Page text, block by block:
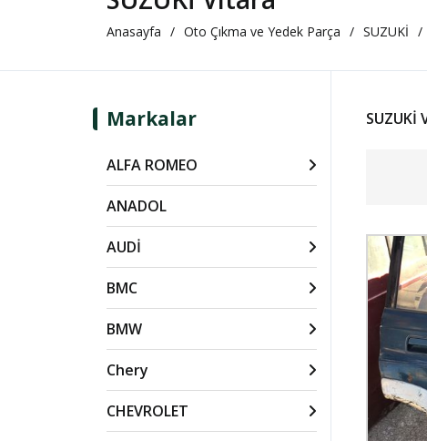
Anasayfa Oto Çıkma ve Yedek Parça SUZUKİ
Markalar
ALFA ROMEO
ANADOL
AUDİ
BMC
BMW
Chery
CHEVROLET
SUZUKİ